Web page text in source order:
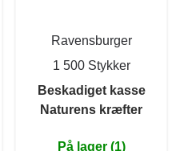
Ravensburger
1 500 Stykker
Beskadiget kasse
Naturens kræfter
På lager (1)